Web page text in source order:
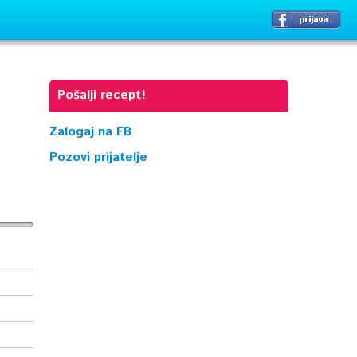
Pošalji recept!
Zalogaj na FB
Pozovi prijatelje